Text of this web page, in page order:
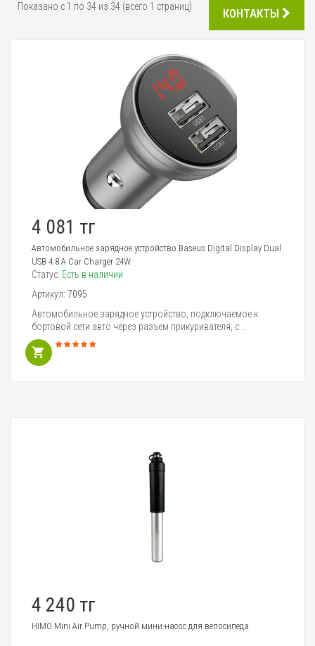
Показано с 1 по 34 из 34 (всего 1 страниц) КОНТАКТЫ
4 081 тг
Автомобильное зарядное устройство Baseus Digital Display Dual
USB 4.8 A Car Charger 24W
Статус: Есть в наличии
Артикул: 7095
Автомобильное зарядное устройство, подключаемое к
бортовой сети авто через разъем прикуривателя, с ..
4 240 тг
HIMO Mini Air Pump, ручной мини-насос для велосипеда